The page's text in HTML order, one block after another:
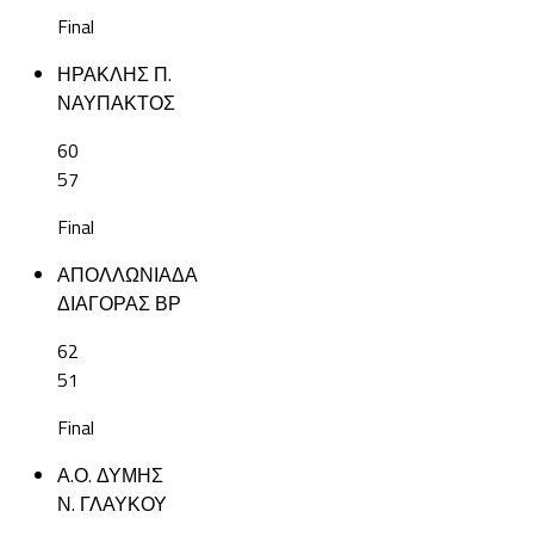
Final
ΗΡΑΚΛΗΣ Π.
ΝΑΥΠΑΚΤΟΣ
60
57
Final
ΑΠΟΛΛΩΝΙΑΔΑ
ΔΙΑΓΟΡΑΣ ΒΡ
62
51
Final
Α.Ο. ΔΥΜΗΣ
Ν. ΓΛΑΥΚΟΥ